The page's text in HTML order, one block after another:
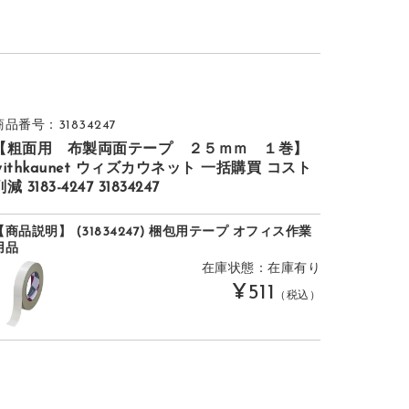
品番号：31834247
粗面用 布製両面テープ ２５ｍｍ １巻】
ウィズカウネット 一括購買 コスト
減 3183-4247 31834247
商品説明】 (31834247) 梱包用テープ オフィス作業
品
在庫状態：在庫有り
¥511 （税込）